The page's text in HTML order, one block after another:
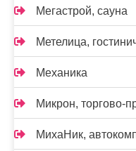
Мегастрой, сауна
Метелица,
Механика
Микрон, торгово-
МихаНик,